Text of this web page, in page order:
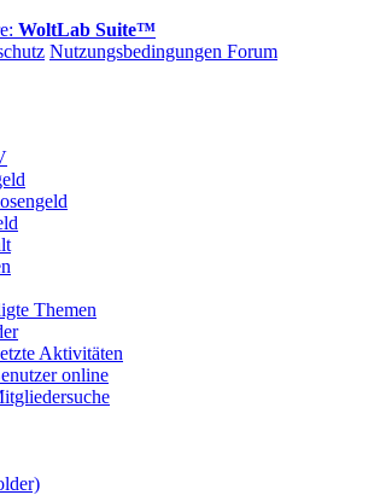
WoltLab Suite™
Nutzungsbedingungen Forum
Themen
Aktivitäten
online